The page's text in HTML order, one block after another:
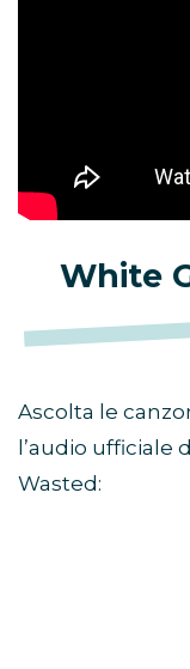
White
Ascolta le
l’audio ufficiale
Wasted: